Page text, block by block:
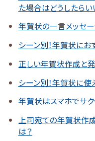
た場合はどうしたらい
年賀状の一言メッセ
シーン別！年賀状にお
正しい年賀状作成と
シーン別！年賀状に使
年賀状はスマホでサク
上司宛ての年賀状作
は？